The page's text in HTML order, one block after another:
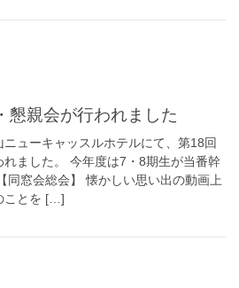
懇親会が行われました
ューキャッスルホテルにて、第18回
ました。 今年度は7・8期生が当番幹
同窓会総会】 懐かしい思い出の動画上
ことを […]